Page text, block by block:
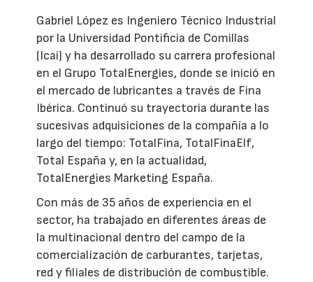
Gabriel López es Ingeniero Técnico Industrial
por la Universidad Pontificia de Comillas
(Icai) y ha desarrollado su carrera profesional
en el Grupo TotalEnergies, donde se inició en
el mercado de lubricantes a través de Fina
Ibérica. Continuó su trayectoria durante las
sucesivas adquisiciones de la compañía a lo
largo del tiempo: TotalFina, TotalFinaElf,
Total España y, en la actualidad,
TotalEnergies Marketing España.
Con más de 35 años de experiencia en el
sector, ha trabajado en diferentes áreas de
la multinacional dentro del campo de la
comercialización de carburantes, tarjetas,
red y filiales de distribución de combustible.